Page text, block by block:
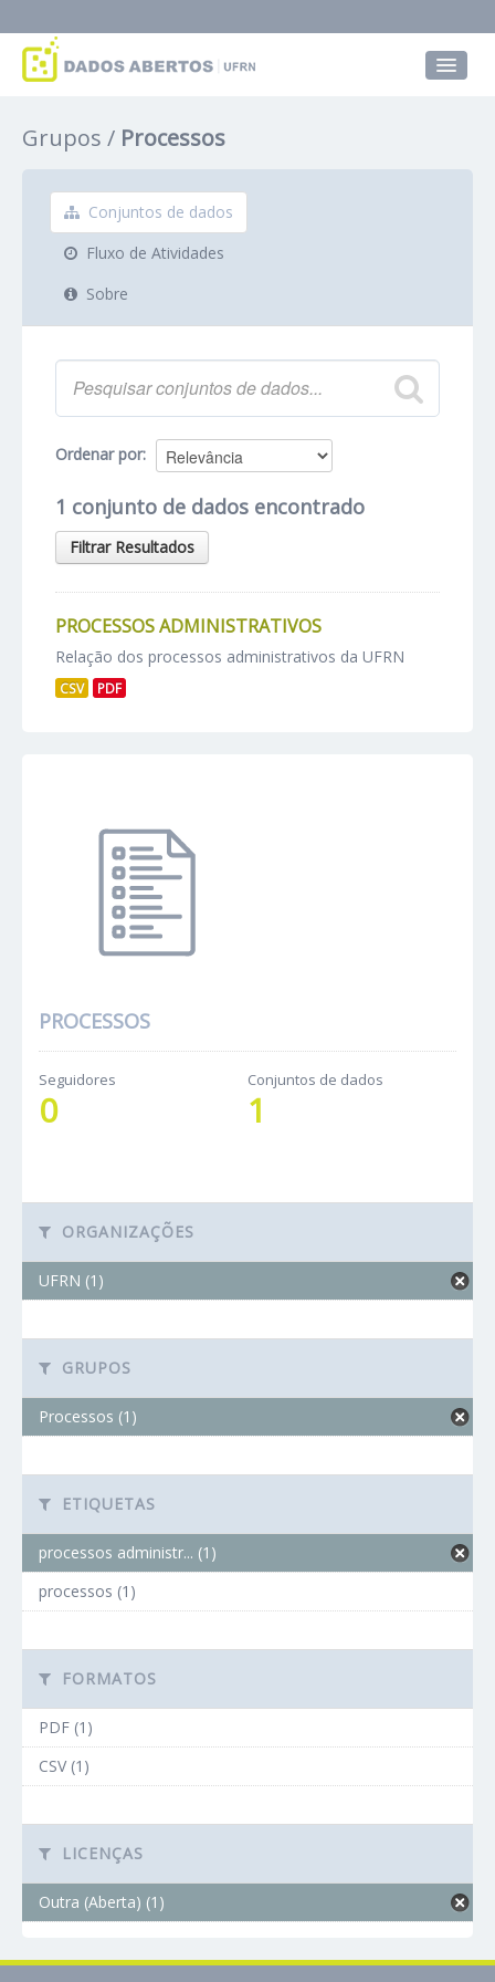
Grupos
Sobre
Grupos Processos
Conjuntos de dados
Fluxo de Atividades
Sobre
Ordenar por
1 conjunto de dados encontrado
Filtrar Resultados
PROCESSOS ADMINISTRATIVOS
Relação dos processos administrativos da UFRN
CSV PDF
PROCESSOS
Seguidores
0
Conjuntos de dados
1
ORGANIZAÇÕES
UFRN (1)
GRUPOS
Processos (1)
ETIQUETAS
processos administr... (1)
processos (1)
FORMATOS
PDF (1)
CSV (1)
LICENÇAS
Outra (Aberta) (1)